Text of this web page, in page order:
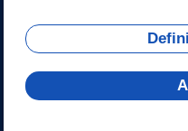
REDES SOCIAIS